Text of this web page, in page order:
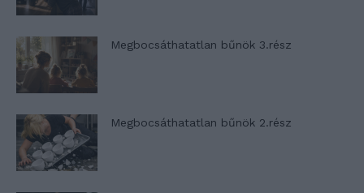
Megbocsáthatatlan bűnök 3.rész
Megbocsáthatatlan bűnök 2.rész